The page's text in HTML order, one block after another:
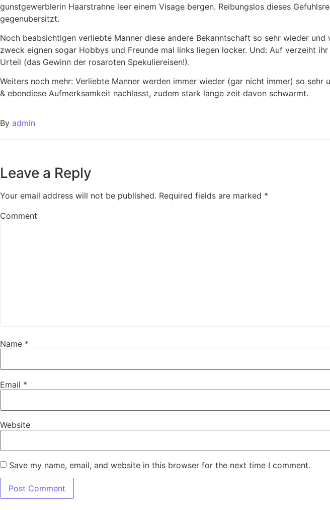
gunstgewerblerin Haarstrahne leer einem Visage bergen. Reibungslos dieses
gegenubersitzt.
Noch beabsichtigen verliebte Manner diese andere Bekanntschaft so sehr wieder
zweck eignen sogar Hobbys und Freunde mal links liegen locker. Und: Auf verzeiht
Urteil (das Gewinn der rosaroten Spekuliereisen!).
Weiters noch mehr: Verliebte Manner werden immer wieder (gar nicht immer) so
& ebendiese Aufmerksamkeit nachlasst, zudem stark lange zeit davon schwarmt.
By admin
Leave a Reply
Your email address will not be published. Required fields are marked *
Comment
Name *
Email *
Website
Save my name, email, and website in this browser for the next time I comment.